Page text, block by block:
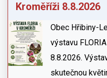
Kroměříži 8.8.2026
Obec Hřibiny-
výstavu
8.8.2026.
skutečnou